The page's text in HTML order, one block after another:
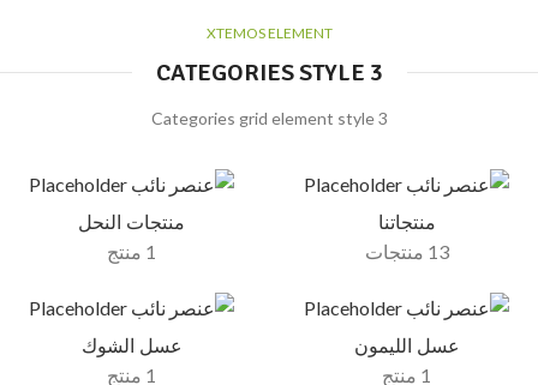
XTEMOS ELEMENT
CATEGORIES STYLE 3
Categories grid element style 3
منتجاتنا
13 منتجات
منتجات النحل
1 منتج
عسل الليمون
1 منتج
عسل الشوك
1 منتج